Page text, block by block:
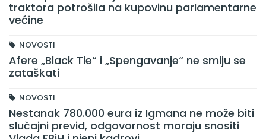
traktora potrošila na kupovinu parlamentarne
većine
NOVOSTI
Afere „Black Tie“ i „Spengavanje“ ne smiju se
zataškati
NOVOSTI
Nestanak 780.000 eura iz Igmana ne može biti
slučajni previd, odgovornost moraju snositi